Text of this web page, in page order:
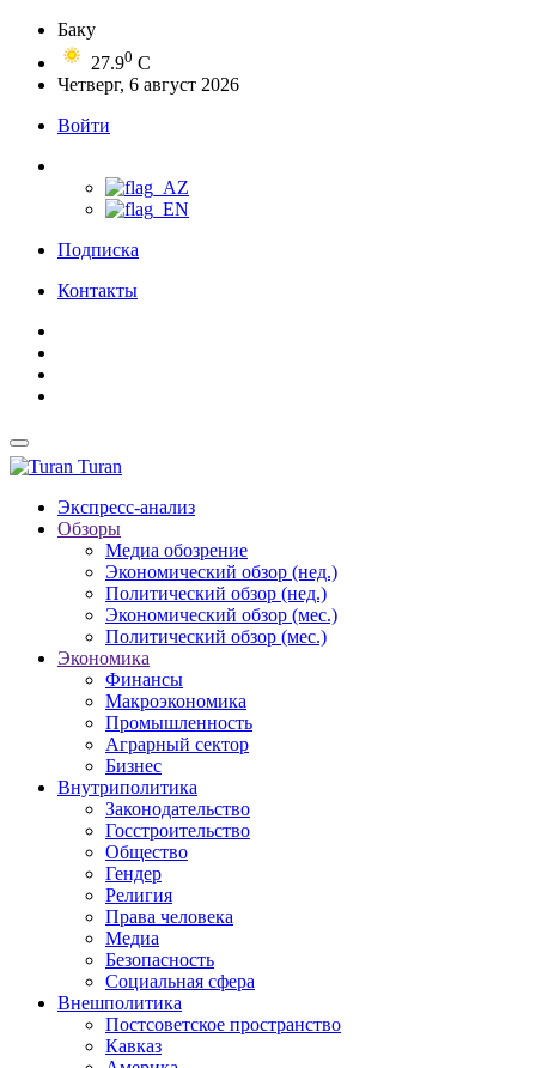
Баку
27.90 C
Четверг, 6 август 2026
Войти
Подписка
Контакты
Turan
Экспресс-анализ
Обзоры
Медиа обозрение
Экономический обзор (нед.)
Политический обзор (нед.)
Экономический обзор (мес.)
Политический обзор (мес.)
Экономика
Финансы
Макроэкономика
Промышленность
Аграрный сектор
Бизнес
Внутриполитика
Законодательство
Госстроительство
Общество
Гендер
Религия
Права человека
Медиа
Безопасность
Социальная сфера
Внешполитика
Постсоветское пространство
Кавказ